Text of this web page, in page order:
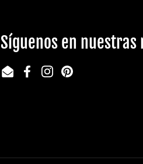
Síguenos en nuestras
EmailFacebookInstagramPinterest